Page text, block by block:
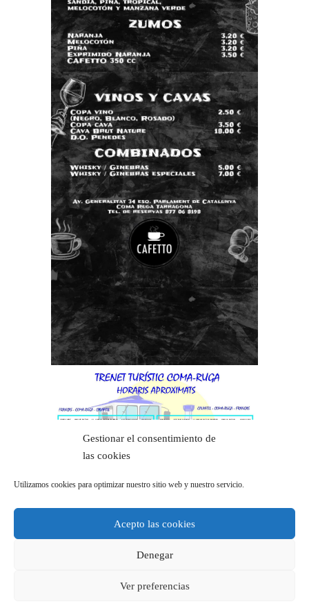
Gestionar el consentimiento de
las cookies
Utilizamos cookies para optimizar nuestro sitio web y nuestro servicio.
Acepto las cookies
Denegar
Ver preferencias